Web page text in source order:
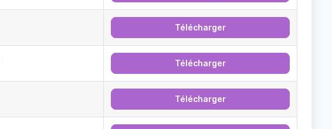
Télécharger
Télécharger
Télécharger